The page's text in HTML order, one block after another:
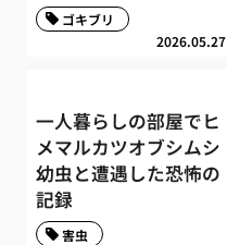
2026.05.27
ゴキブリ
一人暮らしの部屋でヒ
メマルカツオブシムシ
幼虫と遭遇した恐怖の
記録
害虫